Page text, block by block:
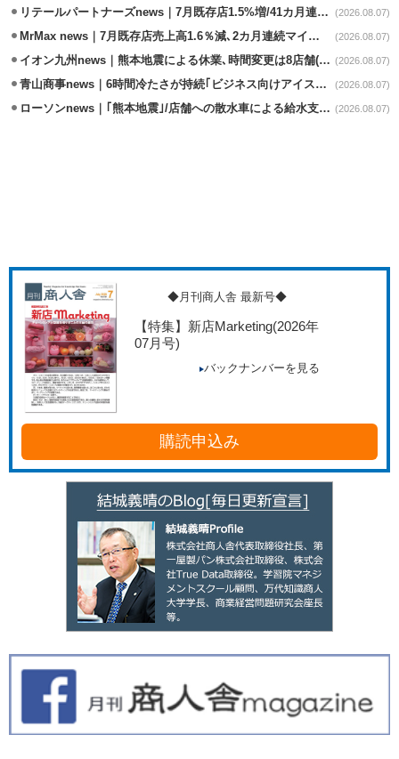
リテールパートナーズnews｜7月既存店1.5%増/41カ月連続増 (2026.08.07)
MrMax news｜7月既存店売上高1.6％減､2カ月連続マイナス (2026.08.07)
イオン九州news｜熊本地震による休業､時間変更は8店舗(8/7時点) (2026.08.07)
青山商事news｜6時間冷たさが持続｢ビジネス向けアイスベスト｣発売 (2026.08.07)
ローソンnews｜｢熊本地震｣/店舗への散水車による給水支援を開始 (2026.08.07)
◆月刊商人舎 最新号◆
【特集】新店Marketing(2026年
07月号)
バックナンバーを見る
購読申込み